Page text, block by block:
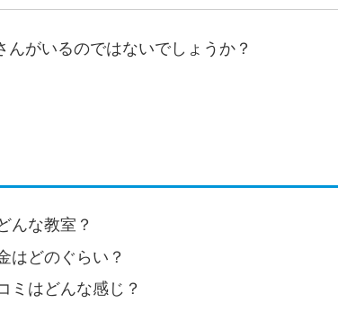
がいるのではないでしょうか？
んな教室？
はどのぐらい？
ミはどんな感じ？